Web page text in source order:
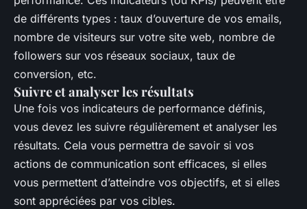
de différents types : taux d’ouverture de vos emails,
nombre de visiteurs sur votre site web, nombre de
followers sur vos réseaux sociaux, taux de
conversion, etc.
Suivre et analyser les résultats
Une fois vos indicateurs de performance définis,
vous devez les suivre régulièrement et analyser les
résultats. Cela vous permettra de savoir si vos
actions de communication sont efficaces, si elles
vous permettent d’atteindre vos objectifs, et si elles
sont appréciées par vos cibles.